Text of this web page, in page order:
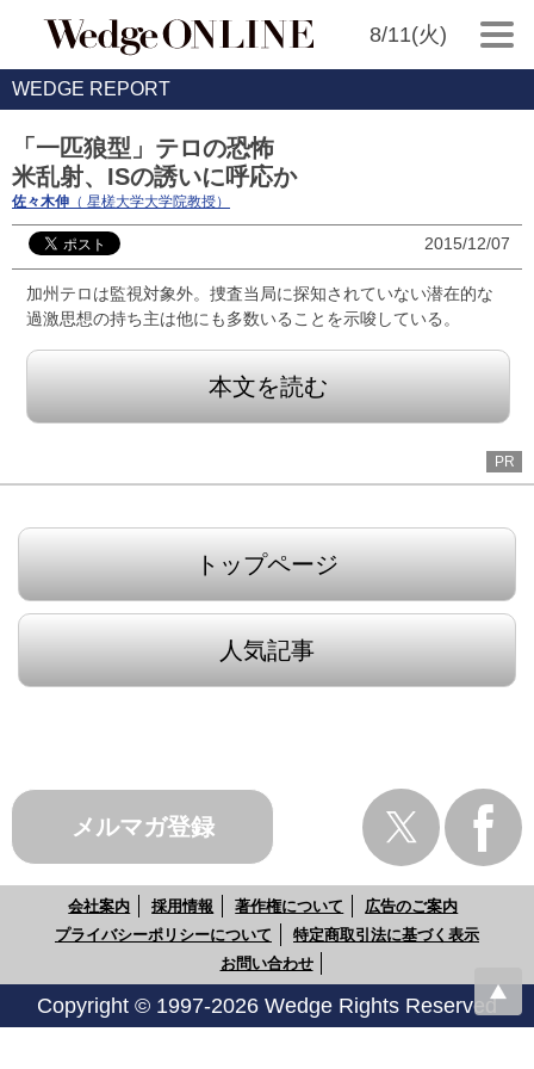
8/11(火)
WEDGE REPORT
「一匹狼型」テロの恐怖
米乱射、ISの誘いに呼応か
佐々木伸 （ 星槎大学大学院教授）
2015/12/07
加州テロは監視対象外。捜査当局に探知されていない潜在的な
過激思想の持ち主は他にも多数いることを示唆している。
本文を読む
PR
トップページ
人気記事
メルマガ登録
会社案内 採用情報 著作権について
広告のご案内
プライバシーポリシーについて
特定商取引法に基づく表示
お問い合わせ
Copyright © 1997-2026 Wedge Rights Reserved